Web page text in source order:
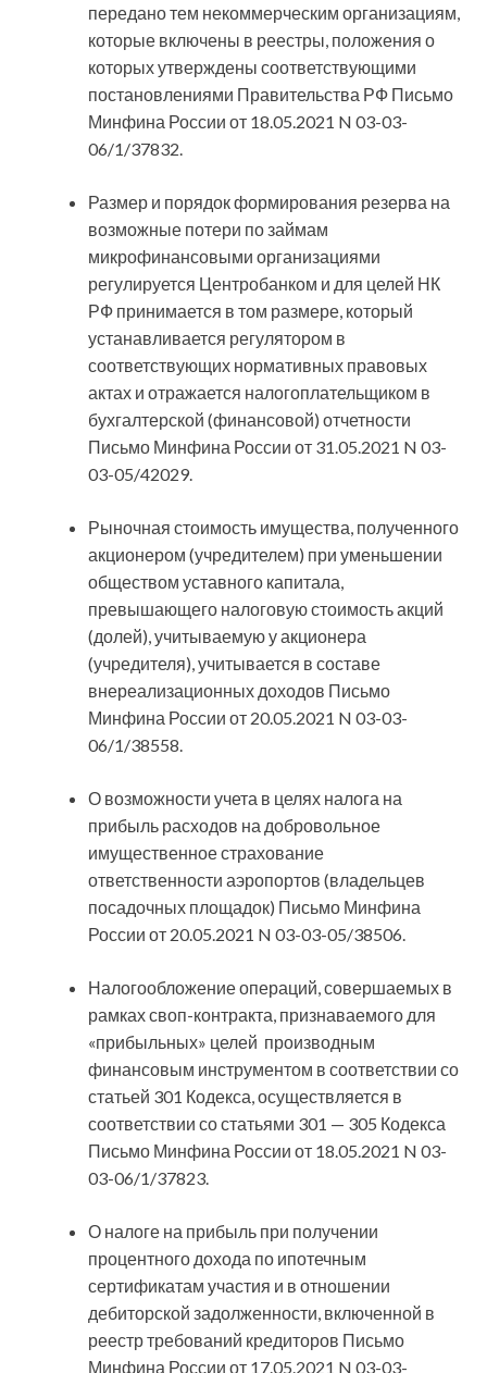
передано тем некоммерческим организациям,
которые включены в реестры, положения о
которых утверждены соответствующими
постановлениями Правительства РФ Письмо
Минфина России от 18.05.2021 N 03-03-
06/1/37832.
Размер и порядок формирования резерва на
возможные потери по займам
микрофинансовыми организациями
регулируется Центробанком и для целей НК
РФ принимается в том размере, который
устанавливается регулятором в
соответствующих нормативных правовых
актах и отражается налогоплательщиком в
бухгалтерской (финансовой) отчетности
Письмо Минфина России от 31.05.2021 N 03-
03-05/42029.
Рыночная стоимость имущества, полученного
акционером (учредителем) при уменьшении
обществом уставного капитала,
превышающего налоговую стоимость акций
(долей), учитываемую у акционера
(учредителя), учитывается в составе
внереализационных доходов Письмо
Минфина России от 20.05.2021 N 03-03-
06/1/38558.
О возможности учета в целях налога на
прибыль расходов на добровольное
имущественное страхование
ответственности аэропортов (владельцев
посадочных площадок) Письмо Минфина
России от 20.05.2021 N 03-03-05/38506.
Налогообложение операций, совершаемых в
рамках своп-контракта, признаваемого для
«прибыльных» целей производным
финансовым инструментом в соответствии со
статьей 301 Кодекса, осуществляется в
соответствии со статьями 301 — 305 Кодекса
Письмо Минфина России от 18.05.2021 N 03-
03-06/1/37823.
О налоге на прибыль при получении
процентного дохода по ипотечным
сертификатам участия и в отношении
дебиторской задолженности, включенной в
реестр требований кредиторов Письмо
Минфина России от 17.05.2021 N 03-03-